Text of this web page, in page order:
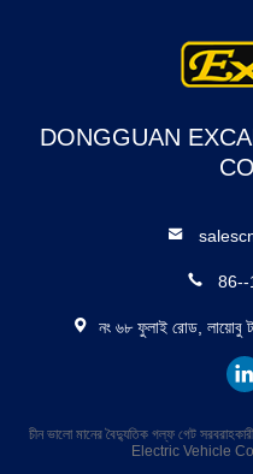
DONGGUAN
86--
নং ৬৮ ফুলাই রোড, লায়োবু
চীন ভালো মানের বৈদ্যুতিক গল্ফ গেট
Electric Vehicle Co.,